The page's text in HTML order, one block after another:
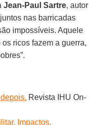
Jean-Paul Sartre, autor
nas barricadas
impossíveis. Aquele
ricos fazem a guerra,
Revista IHU On-
Impactos,